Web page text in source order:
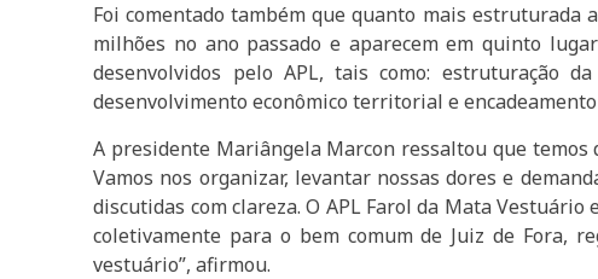
Foi comentado também que quanto mais estruturada
milhões no ano passado e aparecem em quinto
desenvolvidos pelo APL, tais como: estruturação
desenvolvimento econômico territorial e
A presidente Mariângela Marcon ressaltou que temos
Vamos nos organizar, levantar nossas dores e
discutidas com clareza. O APL Farol da Mata
coletivamente para o bem comum de Juiz de Fora,
vestuário”, afirmou.